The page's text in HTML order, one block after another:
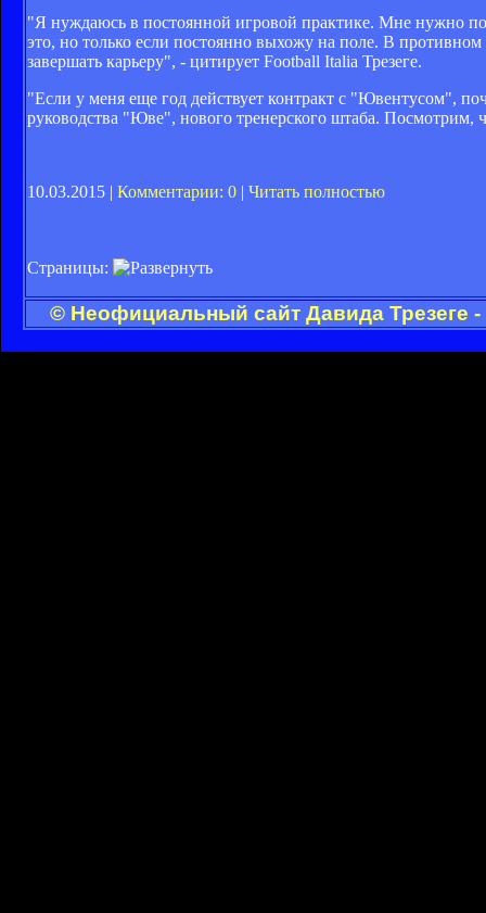
"Я нуждаюсь в постоянной игровой практике. Мне нужно
это, но только если постоянно выхожу на поле. В
завершать карьеру", - цитирует Football Italia Трезеге.
"Если у меня еще год действует контракт с "Ювентусом",
руководства "Юве", нового тренерского штаба. Посмотрим,
10.03.2015 | Комментарии: 0 | Читать полностью
Страницы:
© Неофициальный сайт Давида Трезеге